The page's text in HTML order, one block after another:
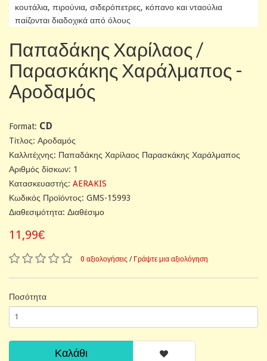
κουτάλια, πιρούνια, σιδερόπετρες, κόπανο και νταούλια
παίζονται διαδοχικά από όλους
Παπαδάκης Χαρίλαος /
Παρασκάκης Χαράλμαπος -
Αροδαμός
Format: CD
Tίτλος: Αροδαμός
Καλλιτέχνης: Παπαδάκης Χαρίλαος Παρασκάκης Χαράλμαπος
Αριθμός δίσκων: 1
Κατασκευαστής: AERAKIS
Κωδικός Προϊόντος: GMS-15993
Διαθεσιμότητα: Διαθέσιμο
11,99€
0 αξιολογήσεις / Γράψτε μια αξιολόγηση
Ποσότητα
Καλάθι